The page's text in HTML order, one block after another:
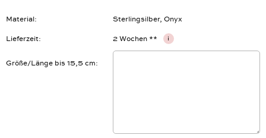
Material Sterlingsilber, Onyx
Lieferzeit 2 Wochen ** i
Größe/Länge bis 15,5 cm